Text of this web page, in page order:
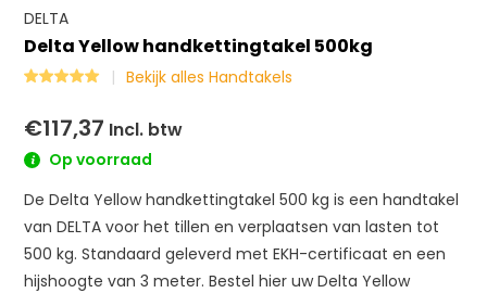
DELTA
Delta Yellow handkettingtakel 500kg
Bekijk alles Handtakels
€117,37 Incl. btw
Op voorraad
De Delta Yellow handkettingtakel 500 kg is een handtakel
van DELTA voor het tillen en verplaatsen van lasten tot
500 kg. Standaard geleverd met EKH-certificaat en een
hijshoogte van 3 meter. Bestel hier uw Delta Yellow